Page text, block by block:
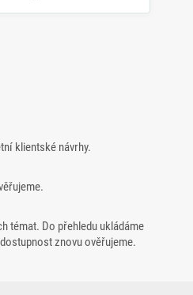
klientské návrhy.
témat. Do přehledu ukládáme
znovu ověřujeme.